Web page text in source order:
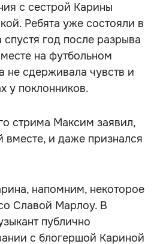
с сестрой Карины
Ребята уже состояли в
год после разрыва
на футбольном
не сдерживала чувств и
у поклонников.
стрима Максим заявил,
вместе, и даже признался
напомним, некоторое
Славой Марлоу. В
публично
с блогершой Кариной